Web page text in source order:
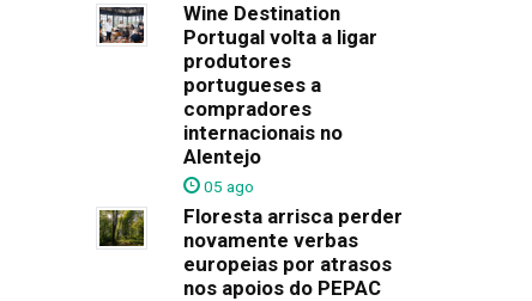
Wine Destination
Portugal volta a ligar
produtores
portugueses a
compradores
internacionais no
Alentejo
05 ago
Floresta arrisca perder
novamente verbas
europeias por atrasos
nos apoios do PEPAC